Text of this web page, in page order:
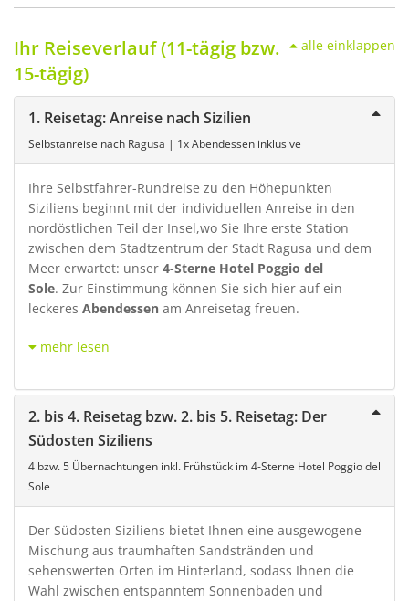
alle einklappen
Ihr Reiseverlauf (11-tägig bzw.
15-tägig)
1. Reisetag: Anreise nach Sizilien
Selbstanreise nach Ragusa | 1x Abendessen inklusive
Ihre Selbstfahrer-Rundreise zu den Höhepunkten
Siziliens beginnt mit der individuellen Anreise in den
nordöstlichen Teil der Insel,wo Sie Ihre erste Station
zwischen dem Stadtzentrum der Stadt Ragusa und dem
Meer erwartet: unser 4-Sterne Hotel Poggio del
Sole. Zur Einstimmung können Sie sich hier auf ein
leckeres Abendessen am Anreisetag freuen.
mehr lesen
2. bis 4. Reisetag bzw. 2. bis 5. Reisetag: Der
Südosten Siziliens
4 bzw. 5 Übernachtungen inkl. Frühstück im 4-Sterne Hotel Poggio del
Sole
Der Südosten Siziliens bietet Ihnen eine ausgewogene
Mischung aus traumhaften Sandstränden und
sehenswerten Orten im Hinterland, sodass Ihnen die
Wahl zwischen entspanntem Sonnenbaden und